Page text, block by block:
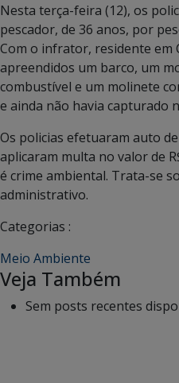
Nesta terça-feira (12), os
pescador, de 36 anos, por
Com o infrator, residente em
apreendidos um barco, um
combustível e um molinete
e ainda não havia capturado
Os policias efetuaram auto
aplicaram multa no valor de
é crime ambiental. Trata-se
administrativo.
Categorias :
Meio Ambiente
Veja Também
Sem posts recentes